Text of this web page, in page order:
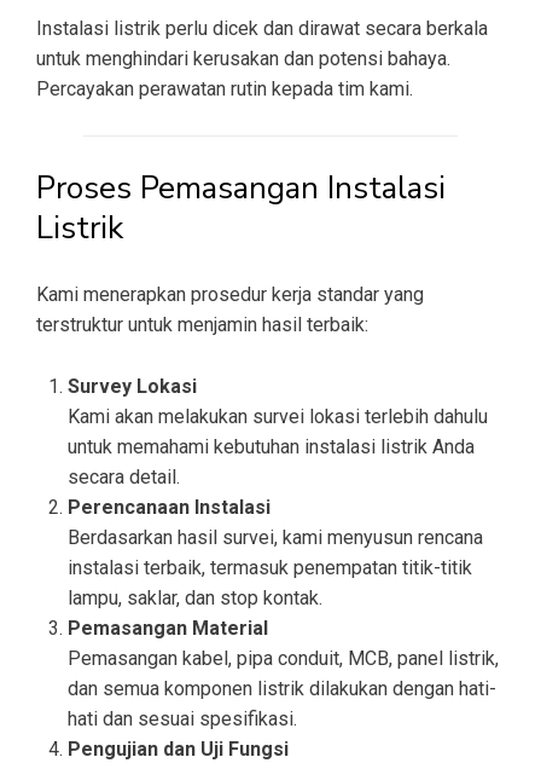
Instalasi listrik perlu dicek dan dirawat secara berkala
untuk menghindari kerusakan dan potensi bahaya.
Percayakan perawatan rutin kepada tim kami.
Proses Pemasangan Instalasi
Listrik
Kami menerapkan prosedur kerja standar yang
terstruktur untuk menjamin hasil terbaik:
Survey Lokasi
Kami akan melakukan survei lokasi terlebih dahulu
untuk memahami kebutuhan instalasi listrik Anda
secara detail.
Perencanaan Instalasi
Berdasarkan hasil survei, kami menyusun rencana
instalasi terbaik, termasuk penempatan titik-titik
lampu, saklar, dan stop kontak.
Pemasangan Material
Pemasangan kabel, pipa conduit, MCB, panel listrik,
dan semua komponen listrik dilakukan dengan hati-
hati dan sesuai spesifikasi.
Pengujian dan Uji Fungsi